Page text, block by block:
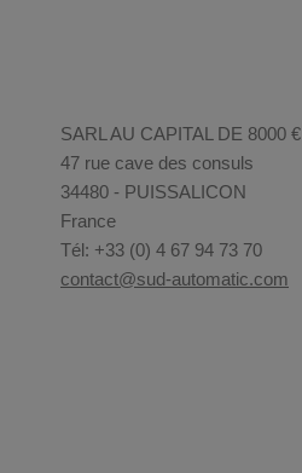
SARL AU CAPITAL DE 8000 €
47 rue cave des consuls
34480 - PUISSALICON
France
Tél: +33 (0) 4 67 94 73 70
contact@sud-automatic.com